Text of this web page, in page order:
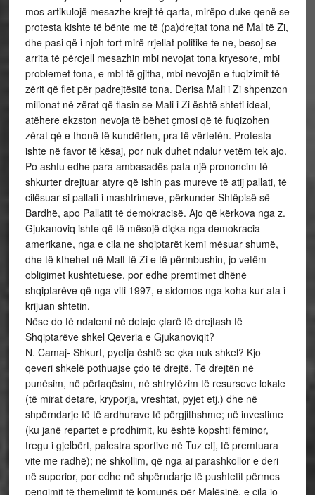
mos artikulojë mesazhe krejt të qarta, mirëpo duke qenë se
protesta kishte të bënte me të (pa)drejtat tona në Mal të Zi,
dhe pasi që i njoh fort mirë rrjellat politike te ne, besoj se
arrita të përcjell mesazhin mbi nevojat tona kryesore, mbi
problemet tona, e mbi të gjitha, mbi nevojën e fuqizimit të
zërit që flet për padrejtësitë tona. Derisa Mali i Zi shpenzon
milionat në zërat që flasin se Mali i Zi është shteti ideal,
atëhere ekzston nevoja të bëhet çmosi që të fuqizohen
zërat që e thonë të kundërten, pra të vërtetën. Protesta
ishte në favor të kësaj, por nuk duhet ndalur vetëm tek ajo.
Po ashtu edhe para ambasadës pata një prononcim të
shkurter drejtuar atyre që ishin pas mureve të atij pallati, të
cilësuar si pallati i mashtrimeve, përkunder Shtëpisë së
Bardhë, apo Pallatit të demokracisë. Ajo që kërkova nga z.
Gjukanoviq ishte që të mësojë diçka nga demokracia
amerikane, nga e cila ne shqiptarët kemi mësuar shumë,
dhe të kthehet në Malt të Zi e të përmbushin, jo vetëm
obligimet kushtetuese, por edhe premtimet dhënë
shqiptarëve që nga viti 1997, e sidomos nga koha kur ata i
krijuan shtetin.
Nëse do të ndalemi në detaje çfarë të drejtash të
Shqiptarëve shkel Qeveria e Gjukanoviqit?
N. Camaj- Shkurt, pyetja është se çka nuk shkel? Kjo
qeveri shkelë pothuajse çdo të drejtë. Të drejtën në
punësim, në përfaqësim, në shfrytëzim të resurseve lokale
(të mirat detare, kryporja, vreshtat, pyjet etj.) dhe në
shpërndarje të të ardhurave të përgjithshme; në investime
(ku janë repartet e prodhimit, ku është kopshti fëminor,
tregu i gjelbërt, palestra sportive në Tuz etj, të premtuara
vite me radhë); në shkollim, që nga ai parashkollor e deri
në superior, por edhe në shpërndarje të pushtetit përmes
pengimit të themelimit të komunës për Malësinë, e cila jo